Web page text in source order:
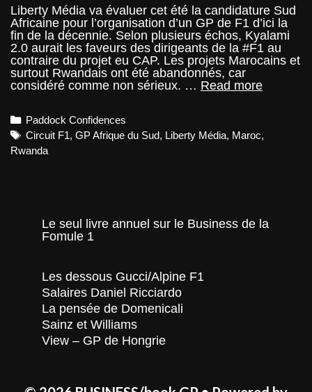
Liberty Média va évaluer cet été la candidature Sud
Africaine pour l’organisation d’un GP de F1 d’ici la
fin de la décennie. Selon plusieurs échos, Kyalami
2.0 aurait les faveurs des dirigeants de la #F1 au
contraire du projet eu CAP. Les projets Marocains et
surtout Rwandais ont été abandonnés, car
considéré comme non sérieux. … Read moreLiberty
Categories
Paddock Confidences
Tags
Circuit F1,GP Afrique du Sud, Liberty Média, Maroc,
Rwanda
Le seul livre annuel sur le Business de la
Fomule 1
Les dessous Gucci/Alpine F1
Salaires Daniel Ricciardo
La pensée de Domenicali
Sainz et Williams
View – GP de Hongrie